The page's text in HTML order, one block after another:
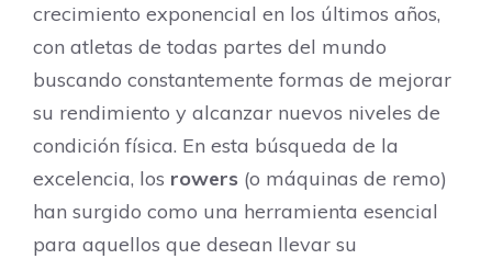
crecimiento exponencial en los últimos años,
con atletas de todas partes del mundo
buscando constantemente formas de mejorar
su rendimiento y alcanzar nuevos niveles de
condición física. En esta búsqueda de la
excelencia, los rowers (o máquinas de remo)
han surgido como una herramienta esencial
para aquellos que desean llevar su